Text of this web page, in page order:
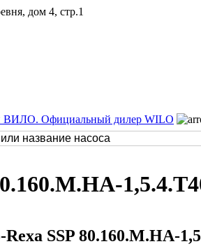
дом 4, стр.1
ВИЛО. Официальный дилер WILO
SSP 80.160.M.HA-